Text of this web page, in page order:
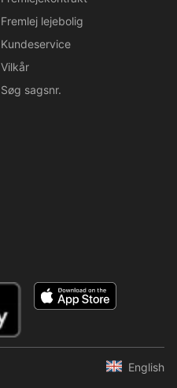
Fremlej lejebolig
Kundeservice
Vilkår
Søg sagsnr.
English